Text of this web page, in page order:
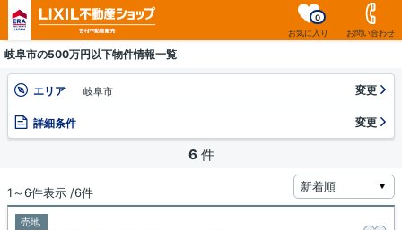
お気に入り
0
お問い合わせ
岐阜市の500万円以下物件情報一覧
エリア 岐阜市 変更
詳細条件 変更
6 件
1～6件表示 /6件
売地